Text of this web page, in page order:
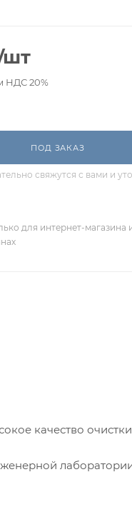
НДС 20%
ПОД ЗАКАЗ
свяжутся с вами и
для интернет-магазина
качество